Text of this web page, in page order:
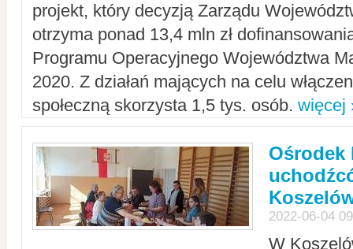
projekt, który decyzją Zarządu
otrzyma ponad 13,4 mln zł
Programu Operacyjnego Województwa
2020. Z działań mających na celu
społeczną skorzysta 1,5 tys. osób. więcej
Ośrodek
2022-06-04
W